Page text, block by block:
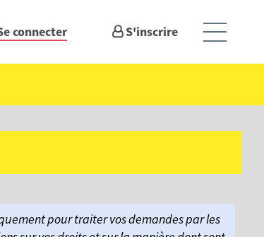
connecter S'inscrire Ouvrir le
pour traiter vos demandes par les